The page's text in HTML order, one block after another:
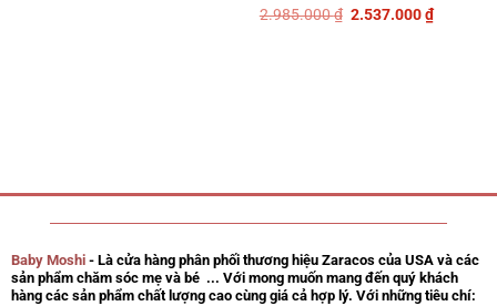
1.259.000 ₫.Được
2.985.000₫ Giá
2.537.000₫Giá
hiện
Baby Moshi- Là cửa hàng phân phối thương hiệu Zaracos của USA và các
sản phẩm chăm sóc mẹ và bé ... Với mong muốn mang đến quý khách
hàng các sản phẩm chất lượng cao cùng giá cả hợp lý. Với những tiêu chí: